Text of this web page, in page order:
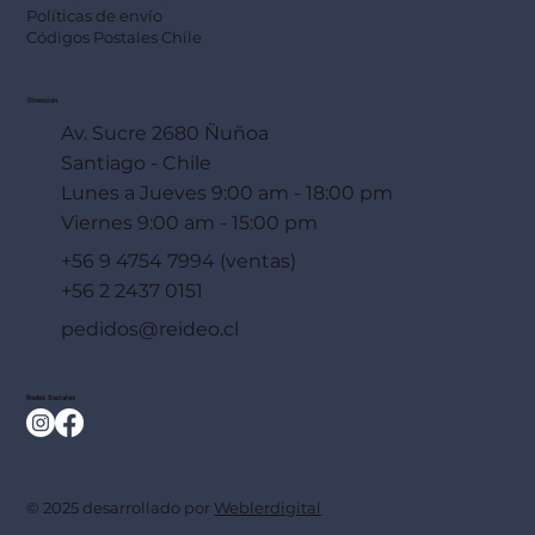
Políticas de envío
Códigos Postales Chile
Dirección
Av. Sucre 2680 Ñuñoa
Santiago - Chile
Lunes a Jueves 9:00 am - 18:00 pm
Viernes 9:00 am - 15:00 pm
+56 9 4754 7994 (ventas)
+56 2 2437 0151
pedidos@reideo.cl
Redes Sociales
© 2025 desarrollado por Weblerdigital